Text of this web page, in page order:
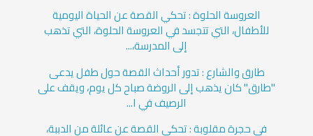
العروسة الحلوة : تحكي القصة عن الحياة اليومية
للأطفال، التي تتجسد في العروسة الحلوة، التي تذهب
إلى المدرسة،...
طارق والشارع : تدور أحداث القصة حول طفل يدعى
"طارق" كان يذهب إلى الروضة صباح كل يوم، ويقف على
الرصيف في ا...
في حجرة مقلوبة : تحكي القصة عن عائلة من الدببة،